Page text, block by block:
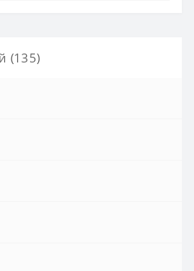
(135)